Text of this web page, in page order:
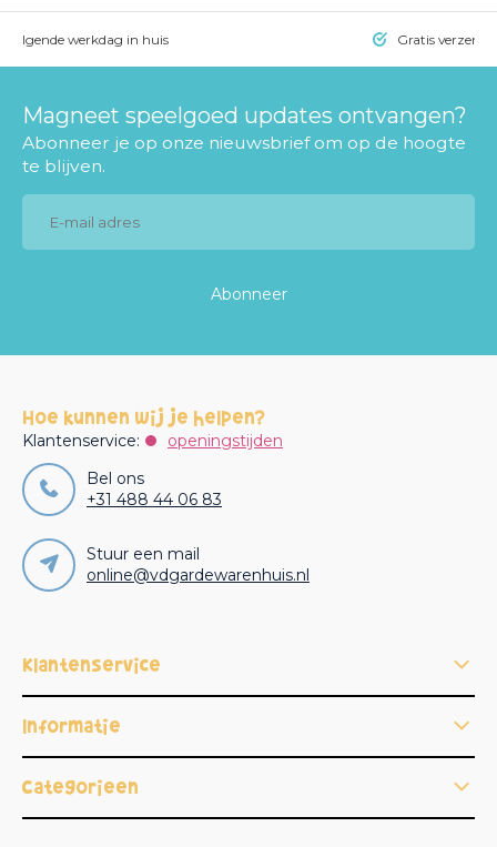
volgende werkdag in huis Gratis
Magneet speelgoed updates ontvangen?
Abonneer je op onze nieuwsbrief om op de hoogte
te blijven.
Abonneer
Hoe kunnen wij je helpen?
Klantenservice:
openingstijden
Bel ons
+31 488 44 06 83
Stuur een mail
online@vdgardewarenhuis.nl
Klantenservice
Informatie
Categorieën